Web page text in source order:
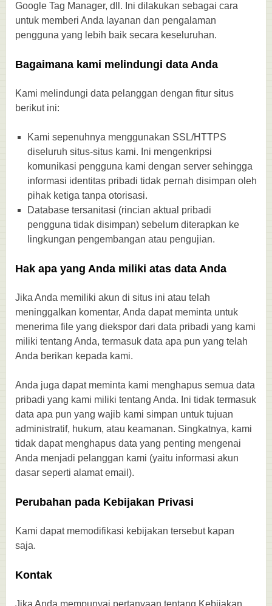
Google Tag Manager, dll. Ini dilakukan sebagai cara
untuk memberi Anda layanan dan pengalaman
pengguna yang lebih baik secara keseluruhan.
Bagaimana kami melindungi data Anda
Kami melindungi data pelanggan dengan fitur situs
berikut ini:
Kami sepenuhnya menggunakan SSL/HTTPS
diseluruh situs-situs kami. Ini mengenkripsi
komunikasi pengguna kami dengan server sehingga
informasi identitas pribadi tidak pernah disimpan oleh
pihak ketiga tanpa otorisasi.
Database tersanitasi (rincian aktual pribadi
pengguna tidak disimpan) sebelum diterapkan ke
lingkungan pengembangan atau pengujian.
Hak apa yang Anda miliki atas data Anda
Jika Anda memiliki akun di situs ini atau telah
meninggalkan komentar, Anda dapat meminta untuk
menerima file yang diekspor dari data pribadi yang kami
miliki tentang Anda, termasuk data apa pun yang telah
Anda berikan kepada kami.
Anda juga dapat meminta kami menghapus semua data
pribadi yang kami miliki tentang Anda. Ini tidak termasuk
data apa pun yang wajib kami simpan untuk tujuan
administratif, hukum, atau keamanan. Singkatnya, kami
tidak dapat menghapus data yang penting mengenai
Anda menjadi pelanggan kami (yaitu informasi akun
dasar seperti alamat email).
Perubahan pada Kebijakan Privasi
Kami dapat memodifikasi kebijakan tersebut kapan
saja.
Kontak